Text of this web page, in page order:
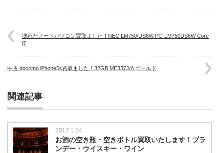
壊れたノートパソコン買取ました！NEC LM750/DS6W PC-LM750DS6W Core
i7
中古 docomo iPhone5s買取ました！32GB ME337J/A ゴールド
関連記事
2017.1.24
お酒の空き瓶・空きボトル買取いたします！ブラ
ンデー・ウイスキー・ワイン